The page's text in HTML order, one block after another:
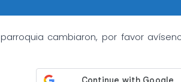
cambiaron, por favor